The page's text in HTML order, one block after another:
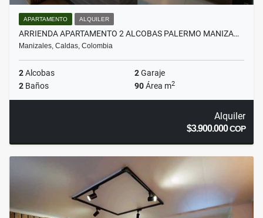
APARTAMENTO ALQUILER
ARRIENDA APARTAMENTO 2 ALCOBAS PALERMO MANIZA…
Manizales, Caldas, Colombia
2Alcobas 2Garaje
2 Baños 90Área m2
Alquiler
$3.900.000COP